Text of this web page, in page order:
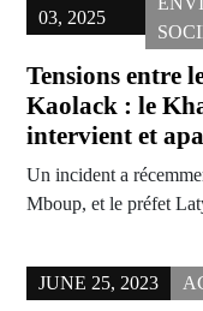
03, 2025
Tensions entre
Kaolack : le
intervient et
Un incident a
Mboup, et le préfet
JUNE 25, 2023